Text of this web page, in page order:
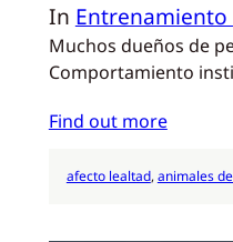
In
Muchos dueños de
Comportamiento
Find out more
afecto lealtad, animales